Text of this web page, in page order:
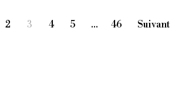
2 3 4 5 … 46 Suivant